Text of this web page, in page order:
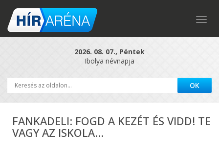
2026. 08. 07., Péntek
Ibolya névnapja
FANKADELI: FOGD A KEZÉT ÉS VIDD! TE
VAGY AZ ISKOLA...